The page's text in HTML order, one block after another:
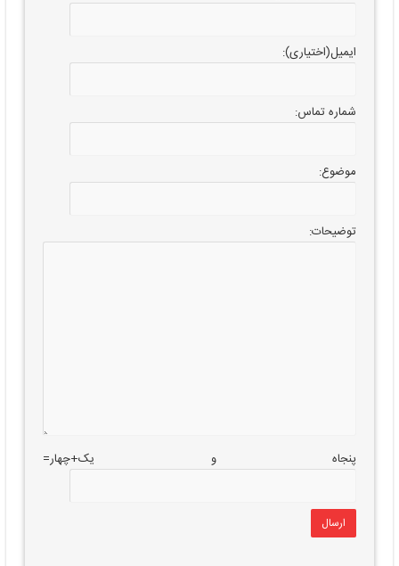
ایمیل(اختیاری):
شماره تماس:
موضوع:
توضیحات:
پنجاه و یک+چهار=